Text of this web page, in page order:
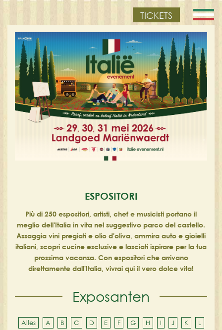
TICKETS
ESPOSITORI
Più di 250 espositori, artisti, chef e musicisti portano il
meglio dell'Italia in vita nel suggestivo parco del castello.
Assaggia vini pregiati e olio d'oliva, ammira auto e gioielli
italiani, scopri cucine esclusive e lasciati ispirare per la tua
prossima vacanza. Con espositori che arrivano
direttamente dall'Italia, vivrai qui il vero dolce vita!
Exposanten
Alles A B C D E F G H I J K
L